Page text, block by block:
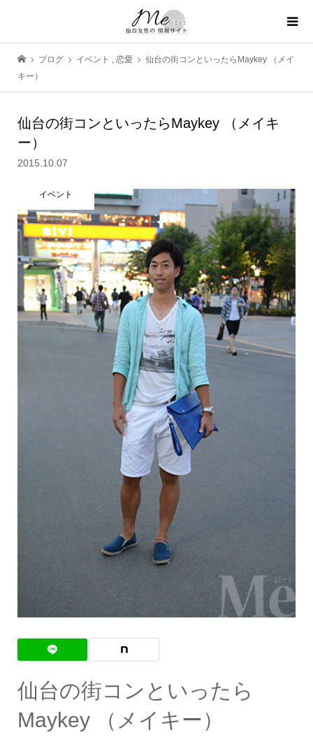
ブログ イベント , 恋愛
仙台の街コンといったらMaykey （メイ
キー）
仙台の街コンといったらMaykey （メイキ
ー）
2015.10.07
イベント
仙台の街コンといったら
Maykey （メイキー）